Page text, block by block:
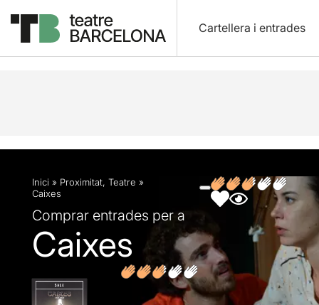
Cartellera i entrades
Descripció Fitxa artística Fotos i vídeos
Inici » Proximitat, Teatre »
Caixes
Comprar entrades per a
Caixes